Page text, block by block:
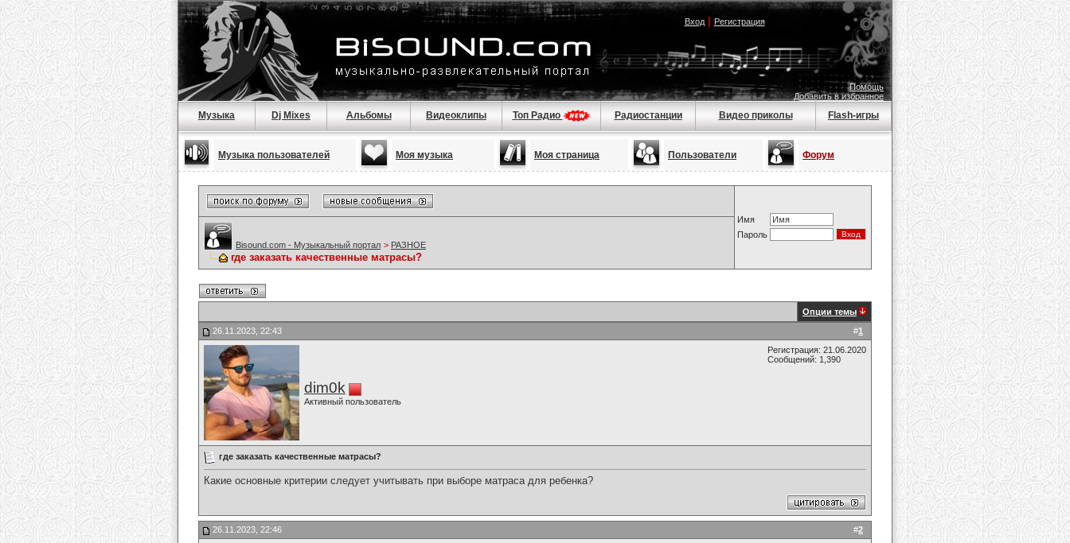
Вход| Регистрация
Помощь
Добавить в избранное
Музыка Dj Mixes Альбомы Видеоклипы Топ Радио Радиостанции Видео приколы Flash-игры
Музыка пользователей Моя музыка Моя страница Пользователи Форум
Имя
Пароль
Bisound.com - Музыкальный портал > РАЗНОЕ
где заказать качественные матрасы?
Опции темы
#1
26.11.2023, 22:43
dim0k
Активный пользователь
Регистрация: 21.06.2020
Сообщений: 1,390
где заказать качественные матрасы?
Какие основные критерии следует учитывать при выборе матраса для ребенка?
#2
26.11.2023, 22:46